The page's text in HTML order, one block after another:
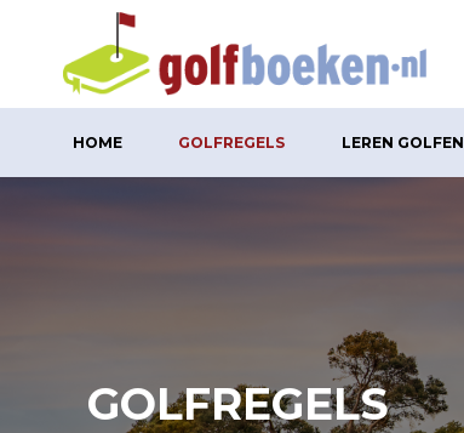
HOME GOLFREGELS LEREN GOLFEN
GOLFREGELS